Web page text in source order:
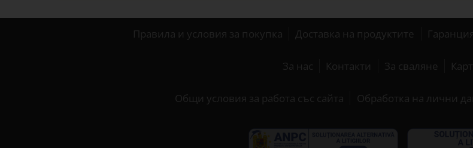
Правила и условия за покупка Доставка на продуктите
За нас Контакти За сваляне
Общи условия за работа със сайта Обработка на лични